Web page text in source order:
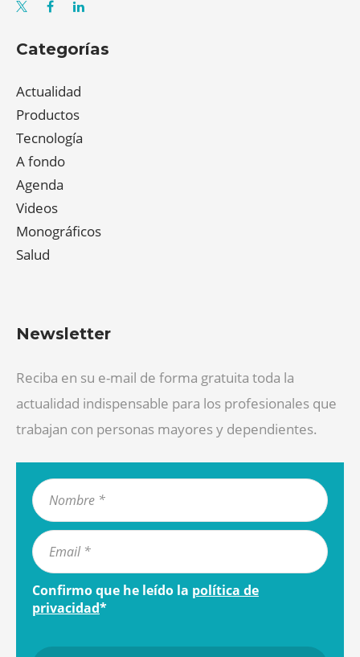
Categorías
Actualidad
Productos
Tecnología
A fondo
Agenda
Videos
Monográficos
Salud
Newsletter
Reciba en su e-mail de forma gratuita toda la
actualidad indispensable para los profesionales que
trabajan con personas mayores y dependientes.
Confirmo que he leído la política de
privacidad*